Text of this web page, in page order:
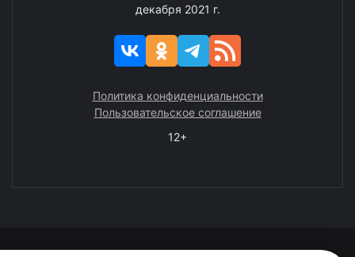
декабря 2021 г.
Политика конфиденциальности
Пользовательское соглашение
12+